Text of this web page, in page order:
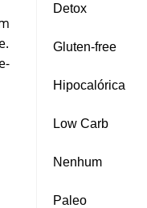
Detox
Gluten‑free
Hipocalórica
Low Carb
Nenhum
Paleo